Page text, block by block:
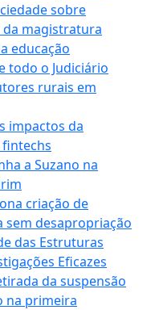
sobre
magistratura
educação
todo o Judiciário
rurais em
impactos da
a Suzano na
criação de
sem desapropriação
das Estruturas
Eficazes
da suspensão
na primeira